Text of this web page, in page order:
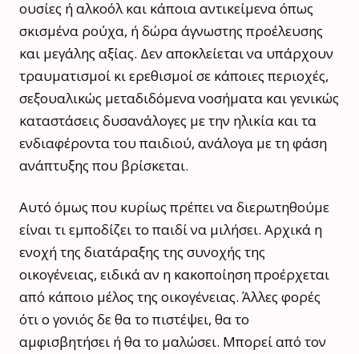
ουσίες ή αλκοόλ και κάποια αντικείμενα όπως
σκισμένα ρούχα, ή δώρα άγνωστης προέλευσης
και μεγάλης αξίας. Δεν αποκλείεται να υπάρχουν
τραυματισμοί κι ερεθισμοί σε κάποιες περιοχές,
σεξουαλικώς μεταδιδόμενα νοσήματα και γενικώς
καταστάσεις δυσανάλογες με την ηλικία και τα
ενδιαφέροντα του παιδιού, ανάλογα με τη φάση
ανάπτυξης που βρίσκεται.
Αυτό όμως που κυρίως πρέπει να διερωτηθούμε
είναι τι εμποδίζει το παιδί να μιλήσει. Αρχικά η
ενοχή της διατάραξης της συνοχής της
οικογένειας, ειδικά αν η κακοποίηση προέρχεται
από κάποιο μέλος της οικογένειας. Άλλες φορές
ότι ο γονιός δε θα το πιστέψει, θα το
αμφισβητήσει ή θα το μαλώσει. Μπορεί από τον